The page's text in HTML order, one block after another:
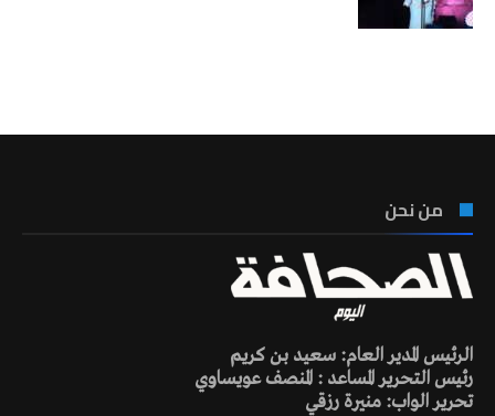
من نحن
الرئيس المدير العام: سعيد بن كريم
رئيس التحرير المساعد : المنصف عويساوي
تحرير الواب: منيرة رزقي